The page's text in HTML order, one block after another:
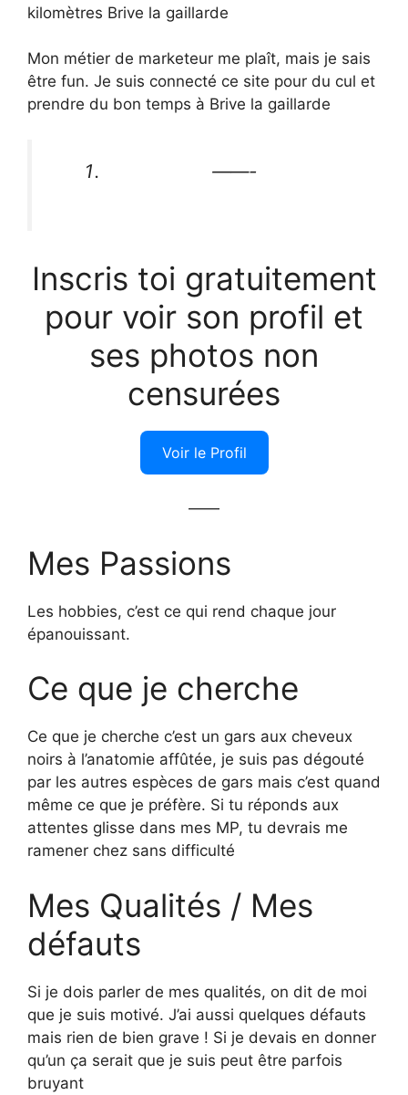
kilomètres Brive la gaillarde
Mon métier de marketeur me plaît, mais je sais
être fun. Je suis connecté ce site pour du cul et
prendre du bon temps à Brive la gaillarde
——-
Inscris toi gratuitement
pour voir son profil et
ses photos non
censurées
Voir le Profil
——
Mes Passions
Les hobbies, c’est ce qui rend chaque jour
épanouissant.
Ce que je cherche
Ce que je cherche c’est un gars aux cheveux
noirs à l’anatomie affûtée, je suis pas dégouté
par les autres espèces de gars mais c’est quand
même ce que je préfère. Si tu réponds aux
attentes glisse dans mes MP, tu devrais me
ramener chez sans difficulté
Mes Qualités / Mes
défauts
Si je dois parler de mes qualités, on dit de moi
que je suis motivé. J’ai aussi quelques défauts
mais rien de bien grave ! Si je devais en donner
qu’un ça serait que je suis peut être parfois
bruyant